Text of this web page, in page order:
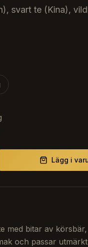
svart te (Kina),
Lägg i
med bitar av
och passar